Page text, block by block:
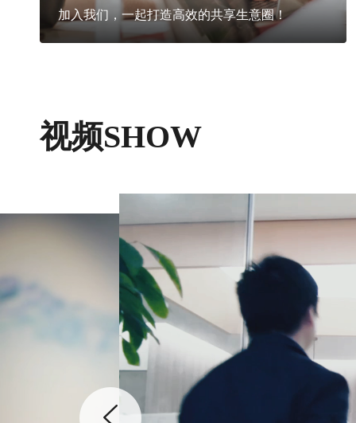
加入我们，一起打造高效的共享生意圈！
视频SHOW